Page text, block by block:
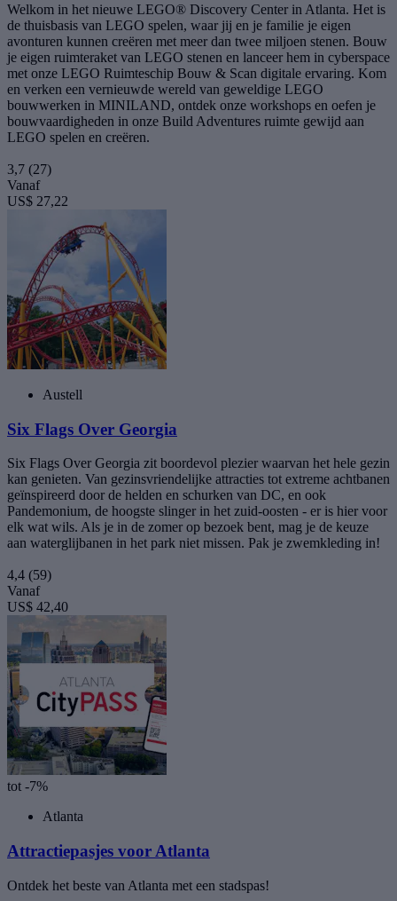
Welkom in het nieuwe LEGO® Discovery Center in Atlanta. Het is
de thuisbasis van LEGO spelen, waar jij en je familie je eigen
avonturen kunnen creëren met meer dan twee miljoen stenen. Bouw
je eigen ruimteraket van LEGO stenen en lanceer hem in cyberspace
met onze LEGO Ruimteschip Bouw & Scan digitale ervaring. Kom
en verken een vernieuwde wereld van geweldige LEGO
bouwwerken in MINILAND, ontdek onze workshops en oefen je
bouwvaardigheden in onze Build Adventures ruimte gewijd aan
LEGO spelen en creëren.
3,7 (27)
Vanaf
US$ 27,22
Austell
Six Flags Over Georgia
Six Flags Over Georgia zit boordevol plezier waarvan het hele gezin
kan genieten. Van gezinsvriendelijke attracties tot extreme achtbanen
geïnspireerd door de helden en schurken van DC, en ook
Pandemonium, de hoogste slinger in het zuid-oosten - er is hier voor
elk wat wils. Als je in de zomer op bezoek bent, mag je de keuze
aan waterglijbanen in het park niet missen. Pak je zwemkleding in!
4,4 (59)
Vanaf
US$ 42,40
tot -7%
Atlanta
Attractiepasjes voor Atlanta
Ontdek het beste van Atlanta met een stadspas!